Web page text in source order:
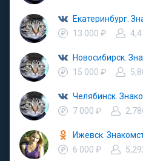
13 000 ₽
15 000 ₽
7 000 ₽
6 000 ₽